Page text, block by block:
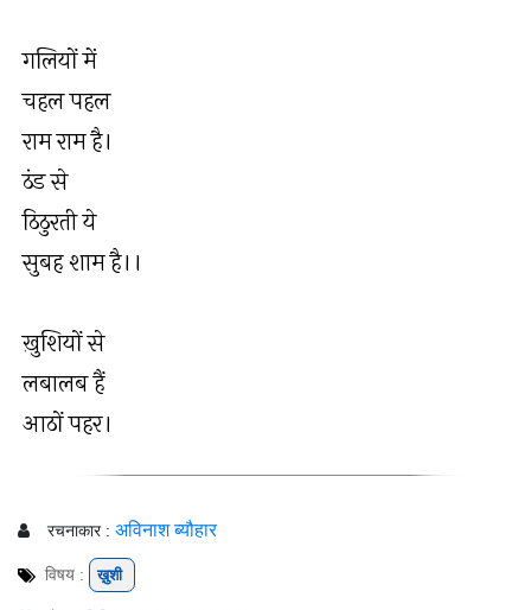
गलियों में
चहल पहल
राम राम है।
ठंड से
ठिठुरती ये
सुबह शाम है।।
ख़ुशियों से
लबालब हैं
आठों पहर।
रचनाकार : अविनाश ब्यौहार
विषय : ख़ुशी